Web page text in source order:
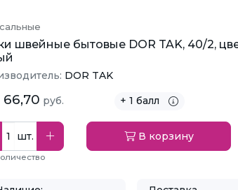
швейные бытовые DOR TAK, 40/2,
DOR TAK
66,70 руб. + 1 балл
шт. В корзину